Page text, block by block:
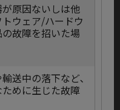
原因ないしは他
ウェア/ハードウ
故障を招いた場
送中の落下など､
めに生じた故障